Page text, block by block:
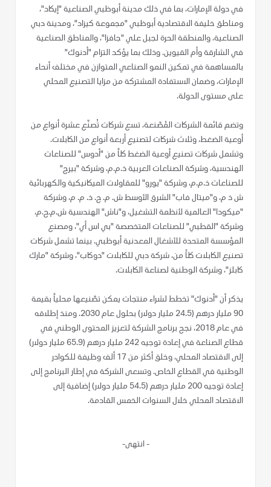
في دولة الإمارات، بما في ذلك مدينة أبوظبي الصناعية "إيكاد"،
ومناطق خليفة الاقتصادية أبوظبي "مجموعة كيزاد"، ومدينة دبي
الصناعية، والمنطقة الحرة لجبل علي "جافزا"، والمناطق الصناعية
في الشارقة وأم القيوين. وذلك بما يؤكد التزام "أدنوك"
بالمساهمة في تمكين النمو الصناعي المتوازن في مختلف أنحاء
الإمارات، وضمان الاستفادة المشتركة من مزايا التصنيع المحلي
على مستوى الدولة.
وتضم قائمة الشركات المُصّنعة، تسع شركات تُصنّع عشرة أنواع من
أوعية الضغط، وثلاث شركات لتصنيع أربعة أنواع من الكابلات.
وتشمل شركات تصنيع أوعية الضغط كلاً من "أدوس" للصناعات
الهندسية، وشركة الصناعات العربية ذ.م.م، وشركة "بيرج"
للصناعات ذ.م.م، وشركة "يورو" للمقاولات الميكانيكية والكهربائية
ش ذ م، و"ميتال فاب" الشرق الأوسط ش. م. ح. ذ. م. م، وشركة
"ميكودا" العالمية لأنظمة التشغيل، و"ناش" الهندسية ش.م.ح.م،
وشركة "القطبي" للصناعات المتخصصة "بي اس أي"، ومصنع
المؤسسة المتحدة للأشغال المعدنية أبوظبي. بينما تشمل شركات
تصنيع الكابلات كلاً من، شركة دبي للكابلات "دوكاب"، وشركة "مارك
كابلز"، وشركة الوطنية لصناعة الكابلات.
يذكر أن "أدنوك" تخطط لشراء منتجات يمكن تصّنيعها محلياً بقيمة
90 مليار درهم (24.5 مليار دولار) بحلول عام 2030. ومنذ إطلاقه
في عام 2018، نجح برنامج الشركة لتعزيز المحتوى الوطني في
قطاع الصناعة في إعادة توجيه 242 مليار درهم (65.9 مليار دولار)
إلى الاقتصاد المحلي، وخلق أكثر من 17 ألف وظيفة للكوادر
الوطنية في القطاع الخاص. وتسعى الشركة في إطار البرنامج إلى
إعادة توجيه 200 مليار درهم (54.5 مليار دولار) إضافية إلى
الاقتصاد المحلي خلال السنوات الخمس القادمة.
- انتهى-